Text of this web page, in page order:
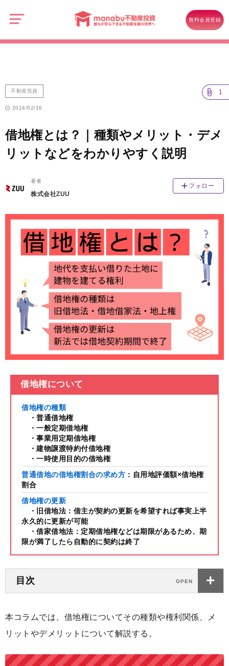
無料会員登録
借地権とは？｜種類やメリット・デメリットなどをわかりやすく説明
不動産投資 1
2024/02/16
借地権とは？｜種類やメリット・デメ
リットなどをわかりやすく説明
著者
株式会社ZUU
フォロー
借地権について
借地権の種類
・普通借地権
・一般定期借地権
・事業用定期借地権
・建物譲渡特約付借地権
・一時使用目的の借地権
普通借地の借地権割合の求め方 ：自用地評価額×借地権
割合
借地権の更新
・旧借地法：借主が契約の更新を希望すれば事実上半
永久的に更新が可能
・借家借地法：定期借地権などは期限があるため、期
限が満了したら自動的に契約は終了
目次
本コラムでは、借地権についてその種類や権利関係、メ
リットやデメリットについて解説する。